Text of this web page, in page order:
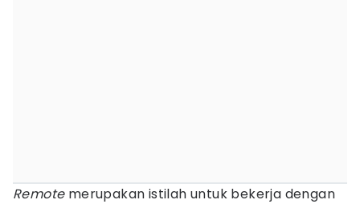
Remote merupakan istilah untuk bekerja dengan